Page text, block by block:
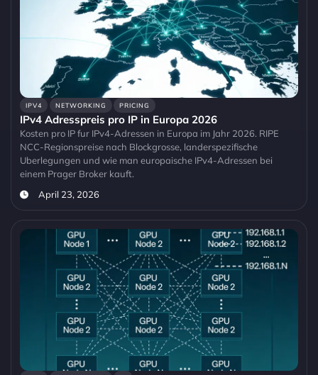
IPV4 NETWORKING PRICING
IPv4 Adresspreis pro IP in Europa 2026
Kosten pro IP fur IPv4-Adressen in Europa im Jahr 2026. RIPE
NCC-Regionspreise nach Blockgrosse, landerspezifische
Uberlegungen und wie man europaische IPv4-Adressen bei
einem Prager Broker kauft.
April 23, 2026